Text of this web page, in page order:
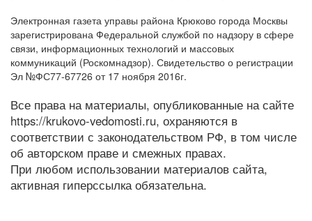
Электронная газета управы района Крюково города Москвы
зарегистрирована Федеральной службой по надзору в сфере
связи, информационных технологий и массовых
коммуникаций (Роскомнадзор). Свидетельство о регистрации
Эл №ФС77-67726 от 17 ноября 2016г.
Все права на материалы, опубликованные на сайте
https://krukovo-vedomosti.ru, охраняются в
соответствии с законодательством РФ, в том числе
об авторском праве и смежных правах.
При любом использовании материалов сайта,
активная гиперссылка обязательна.